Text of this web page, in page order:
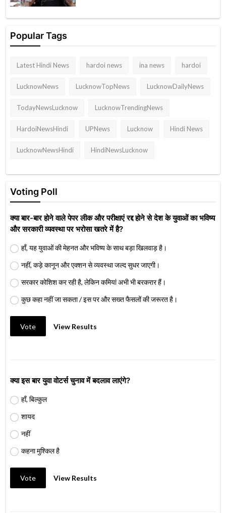
Popular Tags
Latest Hindi News hardoi news ina news hardoi
LucknowNews LucknowTopNews LucknowDailyNews
TodayNewsLucknow LucknowTrendingNews
HardoiNewsHindi UPNews Lucknow Hindi News
LucknowNewsHindi HindiNewsLucknow
Voting Poll
क्या बार-बार होने वाले पेपर लीक और परीक्षाएं रद्द होने से देश के युवाओं का भविष्य
और सरकारी व्यवस्था पर भरोसा खतरे में है?
हाँ, यह युवाओं की मेहनत और भविष्य के साथ बड़ा खिलवाड़ है।
नहीं, कड़े कानून और एक्शन से व्यवस्था जल्द सुधर जाएगी।
सरकार कोशिश कर रही है, लेकिन कमियां अभी भी बरकरार हैं।
कुछ कहा नहीं जा सकता / इस पर और सख्त फैसलों की जरूरत है।
Vote View Results
क्या इस बार युवा वोटर्स चुनाव में बदलाव लाएंगे?
हाँ, बिल्कुल
शायद
नहीं
कहना मुश्किल है
Vote View Results